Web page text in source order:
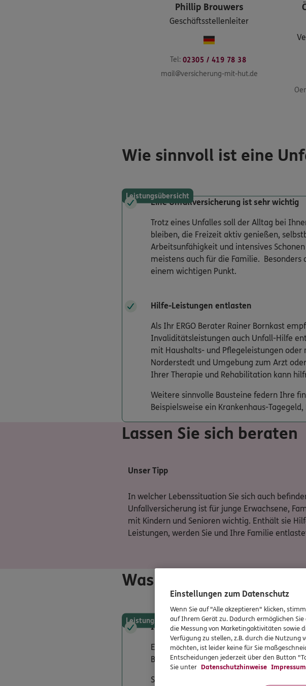
Phillip Brouwers
Geschäftsstellenleiter
Tel: 02305 / 419 78 38
mail@versicherung-mit-hut.de
Wie sinnvoll ist eine
Leistungsübersicht
Eine Unfallversicherung ist sehr wichtig
Trotz eines Unfalles soll der Alltag bei
bleiben, die Freizeit aktiv genießen,
Arbeitsunfähigkeit und intensives
meistens auch für die Familie.
einem wichtigen Punkt.
Hilfe-Leistungen entlasten
Als Ihr ERGO Berater Rainer Bornkast
Invaliditätsleistungen auch Unfall-Hilfe
mit Haushalts- und Pflegeleistungen
Norderstedt und Umgebung zum Arzt
Ihrer Therapie und Rehabilitation kann
Weitere sinnvolle Bausteine federn Ihre
Beispielsweise ein Krankenhaus-
Lassen Sie sich beraten
Unser Tipp
In welcher Lebenssituation Sie sich auch
Unfallversicherung ist für junge Erwachsene,
mit Kindern und Senioren wichtig. Enthält sie
Leistungen, werden Sie und Ihre Familie
Was zahlt eine
Leistungsübersicht
Invaliditätsleistungen für den Fall einer
Ein Unfall kann hohe Folgekosten nach
Bornkast in Norderstedt unterstützen wir
Sie ist eine der wichtigsten Leistungen
Einstellungen zum Datenschutz
Wenn Sie auf "Alle akzeptieren" klicken,
auf Ihrem Gerät zu. Dadurch ermöglichen
die Messung von Marketingaktivitäten sowie
Verfügung zu stellen, z.B. durch die Nutzung
möchten, ist leider keine für Sie
Entscheidungen jederzeit über den Button
Sie unter Datenschutzhinweise Impressum